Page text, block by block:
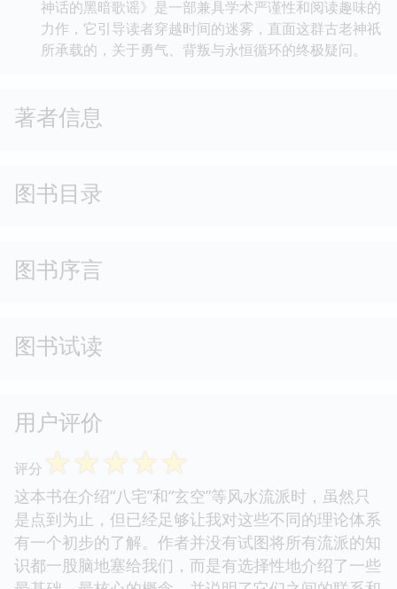
神话的黑暗歌谣》是一部兼具学术严谨性和阅读趣味的
力作，它引导读者穿越时间的迷雾，直面这群古老神祇
所承载的，关于勇气、背叛与永恒循环的终极疑问。
著者信息
图书目录
图书序言
图书试读
用户评价
评分 ☆☆☆☆☆
这本书在介绍“八宅”和“玄空”等风水流派时，虽然只
是点到为止，但已经足够让我对这些不同的理论体系
有一个初步的了解。作者并没有试图将所有流派的知
识都一股脑地塞给我们，而是有选择性地介绍了一些